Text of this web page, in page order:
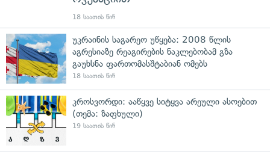
18 საათის წინ
უკრაინის საგარეო უწყება: 2008 წლის
აგრესიაზე რეაგირების ნაკლებობამ გზა
გაუხსნა ფართომასშტაბიან ომებს
18 საათის წინ
კროსვორდი: ააწყვე სიტყვა არეული ასოებით
(თემა: ზაფხული)
19 საათის წინ